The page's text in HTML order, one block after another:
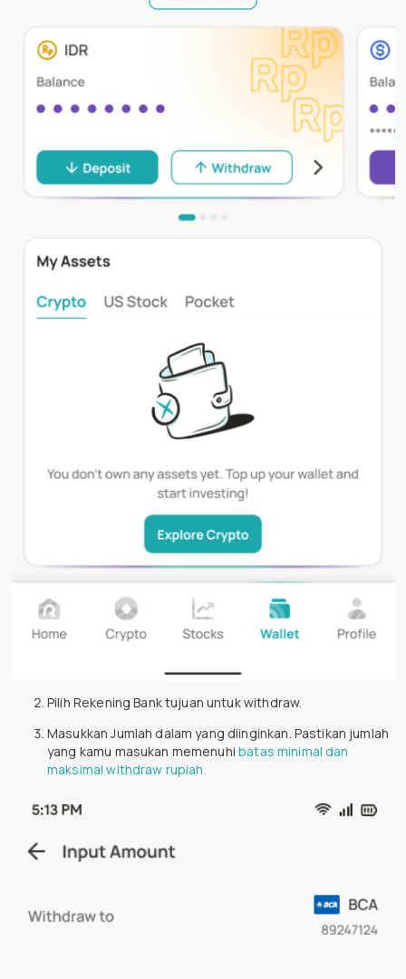
Pilih Rekening Bank tujuan untuk withdraw.
Masukkan Jumlah dalam yang diinginkan. Pastikan jumlah
yang kamu masukan memenuhibatas minimal dan
maksimal withdraw rupiah.